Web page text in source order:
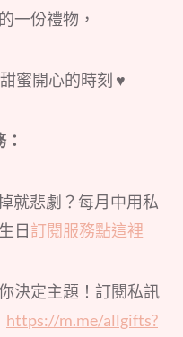
一份禮物，
蜜開心的時刻 ♥
就悲劇？每月中用私
日訂閱服務點這裡
決定主題！訂閱私訊
https://m.me/allgifts?